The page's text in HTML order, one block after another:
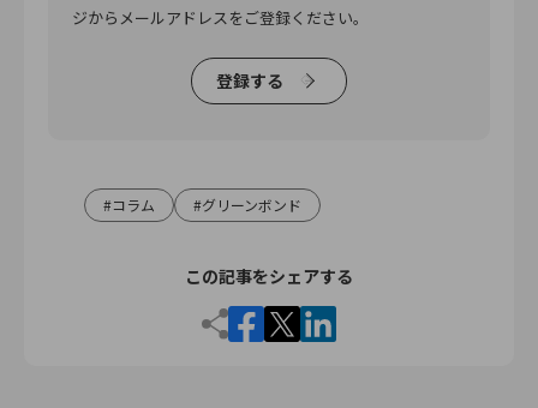
ジからメールアドレスをご登録ください。
登録する
コラム グリーンボンド
この記事をシェアする